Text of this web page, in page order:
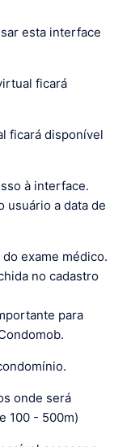
esta interface
ficará
ficará disponível
à interface.
usuário a data de
exame médico.
no cadastro
para
onde será
100 - 500m)